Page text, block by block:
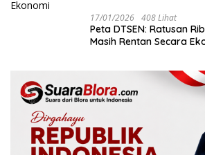
17/01/2026 408 Lihat
‎Peta DTSEN: Ratusan
Masih Rentan Secara